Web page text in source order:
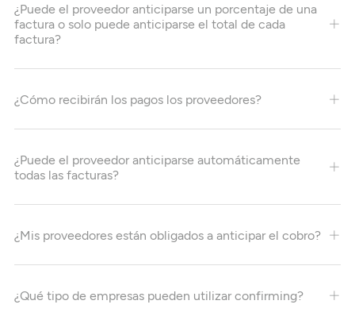
¿Puede el proveedor anticiparse un porcentaje de una
factura o solo puede anticiparse el total de cada
factura?
¿Cómo recibirán los pagos los proveedores?
¿Puede el proveedor anticiparse automáticamente
todas las facturas?
¿Mis proveedores están obligados a anticipar el cobro?
¿Qué tipo de empresas pueden utilizar confirming?